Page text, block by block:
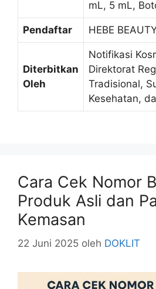
mL, 5 mL,
Pendaftar HEBE
Diterbitkan
Oleh
Notifikasi
Direktorat
Tradisional,
Kesehatan,
Cara Cek Nomor
Produk Asli dan
Kemasan
22 Juni 2025 oleh DOKLIT